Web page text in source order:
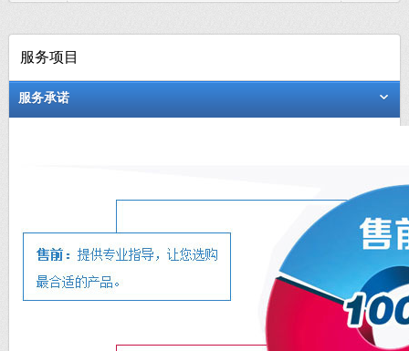
服务项目
服务承诺